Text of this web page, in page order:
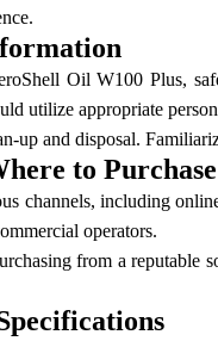
Oil W100 Plus,
utilize appropriate
up and disposal.
to Purchase
channels, including
operators.
from a